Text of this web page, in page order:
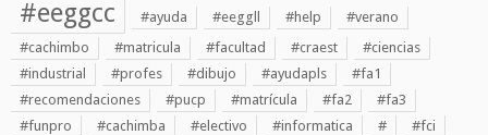
#eeggcc #ayuda #eeggll #help
#verano
#cachimbo
#matricula #facultad #craest
#ciencias
#industrial
#profes #dibujo #ayudapls
#fa1
#recomendaciones
#pucp #matrícula #fa2
#fa3
#funpro
#cachimba #electivo #informatica #
#fci